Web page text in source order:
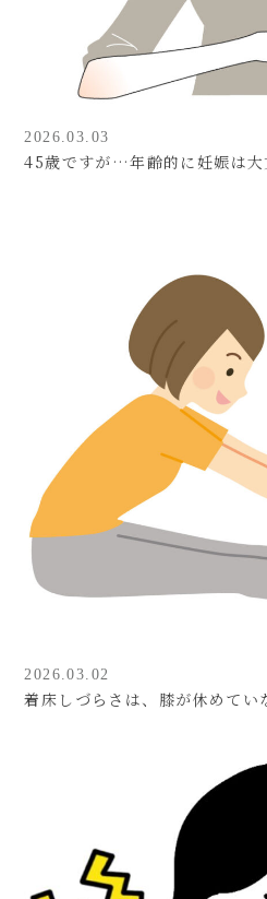
2026.03.03
45歳ですが…年齢的に妊娠は大
2026.03.02
着床しづらさは、膝が休めてい